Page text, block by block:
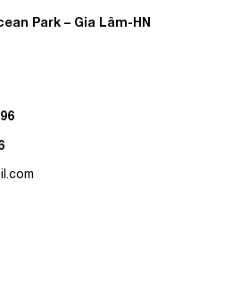
2.5PM, lọc bụi mịn để mang lại
sạch sẽ và thuần khiết.
Park – Gia Lâm-HN